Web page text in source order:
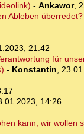
- Ankawor,
Ableben
21:42
für
- Konstantin,
14:26
kann, wir wollen